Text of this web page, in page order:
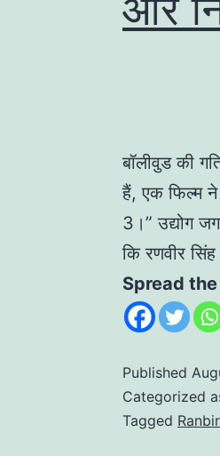
बॉलीवुड की
हैं, एक फिल्म ने
3।” उद्योग
कि रणवीर
Spread
Published
Categorized
Tagged